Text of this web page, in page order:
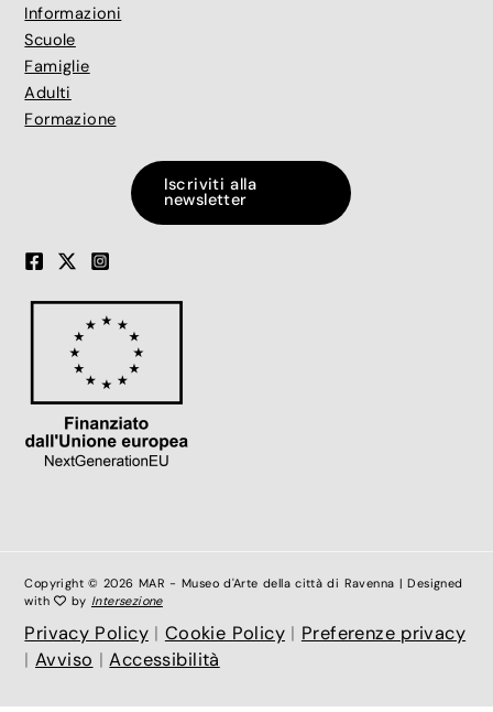
Informazioni
Scuole
Famiglie
Adulti
Formazione
Iscriviti alla
newsletter
Copyright © 2026 MAR - Museo d'Arte della città di Ravenna | Designed
with
by Intersezione
Privacy Policy| Cookie Policy | Preferenze privacy
|Avviso |Accessibilità